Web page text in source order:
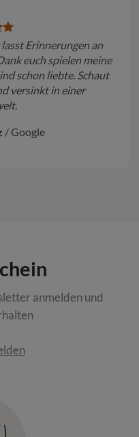
Erinnerungen an
euch spielen meine
schon liebte. Schaut
versinkt in einer
/ Google
anmelden und